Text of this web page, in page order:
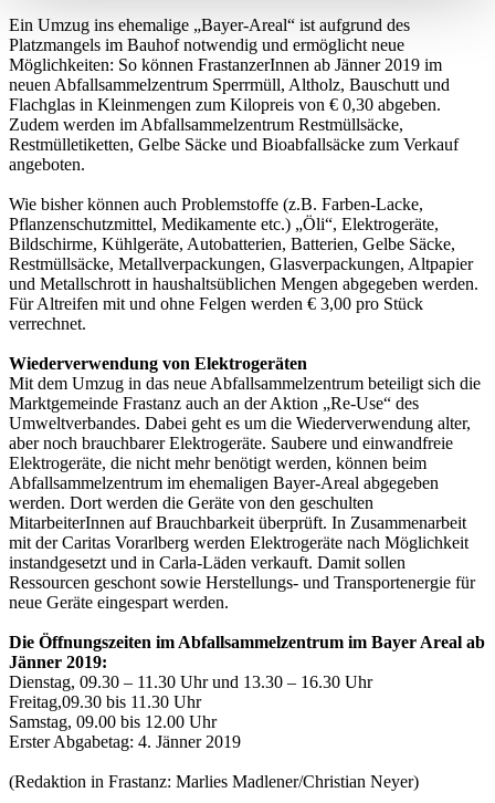
Ein Umzug ins ehemalige „Bayer-Areal“ ist aufgrund des
Platzmangels im Bauhof notwendig und ermöglicht neue
Möglichkeiten: So können FrastanzerInnen ab Jänner 2019 im
neuen Abfallsammelzentrum Sperrmüll, Altholz, Bauschutt und
Flachglas in Kleinmengen zum Kilopreis von € 0,30 abgeben.
Zudem werden im Abfallsammelzentrum Restmüllsäcke,
Restmülletiketten, Gelbe Säcke und Bioabfallsäcke zum Verkauf
angeboten.
Wie bisher können auch Problemstoffe (z.B. Farben-Lacke,
Pflanzenschutzmittel, Medikamente etc.) „Öli“, Elektrogeräte,
Bildschirme, Kühlgeräte, Autobatterien, Batterien, Gelbe Säcke,
Restmüllsäcke, Metallverpackungen, Glasverpackungen, Altpapier
und Metallschrott in haushaltsüblichen Mengen abgegeben werden.
Für Altreifen mit und ohne Felgen werden € 3,00 pro Stück
verrechnet.
Wiederverwendung von Elektrogeräten
Mit dem Umzug in das neue Abfallsammelzentrum beteiligt sich die
Marktgemeinde Frastanz auch an der Aktion „Re-Use“ des
Umweltverbandes. Dabei geht es um die Wiederverwendung alter,
aber noch brauchbarer Elektrogeräte. Saubere und einwandfreie
Elektrogeräte, die nicht mehr benötigt werden, können beim
Abfallsammelzentrum im ehemaligen Bayer-Areal abgegeben
werden. Dort werden die Geräte von den geschulten
MitarbeiterInnen auf Brauchbarkeit überprüft. In Zusammenarbeit
mit der Caritas Vorarlberg werden Elektrogeräte nach Möglichkeit
instandgesetzt und in Carla-Läden verkauft. Damit sollen
Ressourcen geschont sowie Herstellungs- und Transportenergie für
neue Geräte eingespart werden.
Die Öffnungszeiten im Abfallsammelzentrum im Bayer Areal ab
Jänner 2019:
Dienstag, 09.30 – 11.30 Uhr und 13.30 – 16.30 Uhr
Freitag,09.30 bis 11.30 Uhr
Samstag, 09.00 bis 12.00 Uhr
Erster Abgabetag: 4. Jänner 2019
(Redaktion in Frastanz: Marlies Madlener/Christian Neyer)